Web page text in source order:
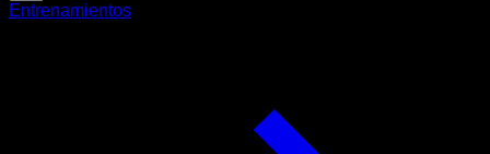
Entrenamientos